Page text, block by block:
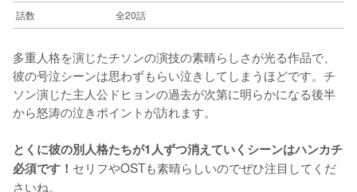
話数
全20話
多重人格を演じたチソンの演技の素晴らしさが光る作品で、
彼の号泣シーンは思わずもらい泣きしてしまうほどです。チ
ソン演じた主人公ドヒョンの過去が次第に明らかになる後半
から怒涛の泣きポイントが訪れます。
とくに彼の別人格たちが1人ずつ消えていくシーンはハンカチ
必須です！ セリフやOSTも素晴らしいのでぜひ注目してくだ
さいね。